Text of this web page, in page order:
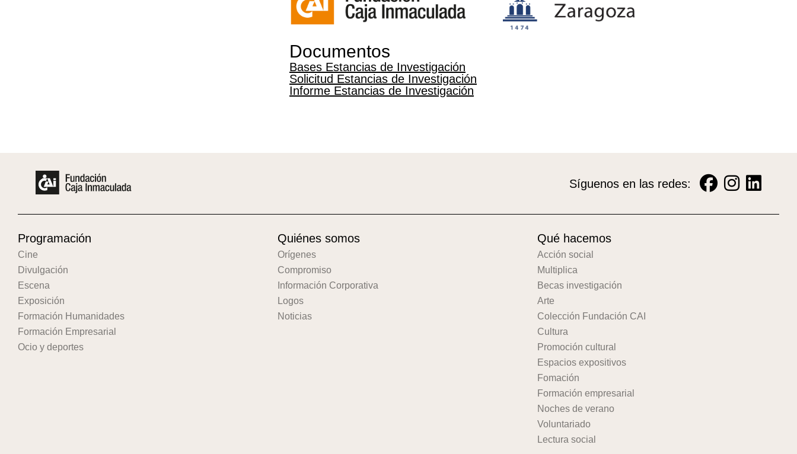
Documentos
Bases Estancias de Investigación
Solicitud Estancias de Investigación
Informe Estancias de Investigación
Síguenos en las redes:
Programación
Cine
Divulgación
Escena
Exposición
Formación Humanidades
Formación Empresarial
Ocio y deportes
Quiénes somos
Orígenes
Compromiso
Información Corporativa
Logos
Noticias
Qué hacemos
Acción social
Multiplica
Becas investigación
Arte
Colección Fundación CAI
Cultura
Promoción cultural
Espacios expositivos
Fomación
Formación empresarial
Noches de verano
Voluntariado
Lectura social